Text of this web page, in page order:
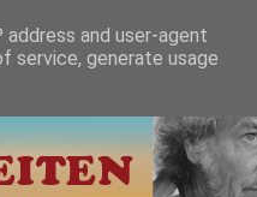
and user-agent
service, generate usage